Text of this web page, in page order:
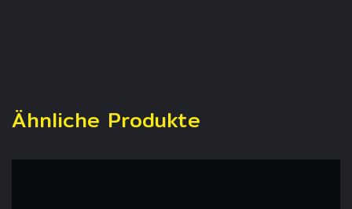
Ähnliche Produkte